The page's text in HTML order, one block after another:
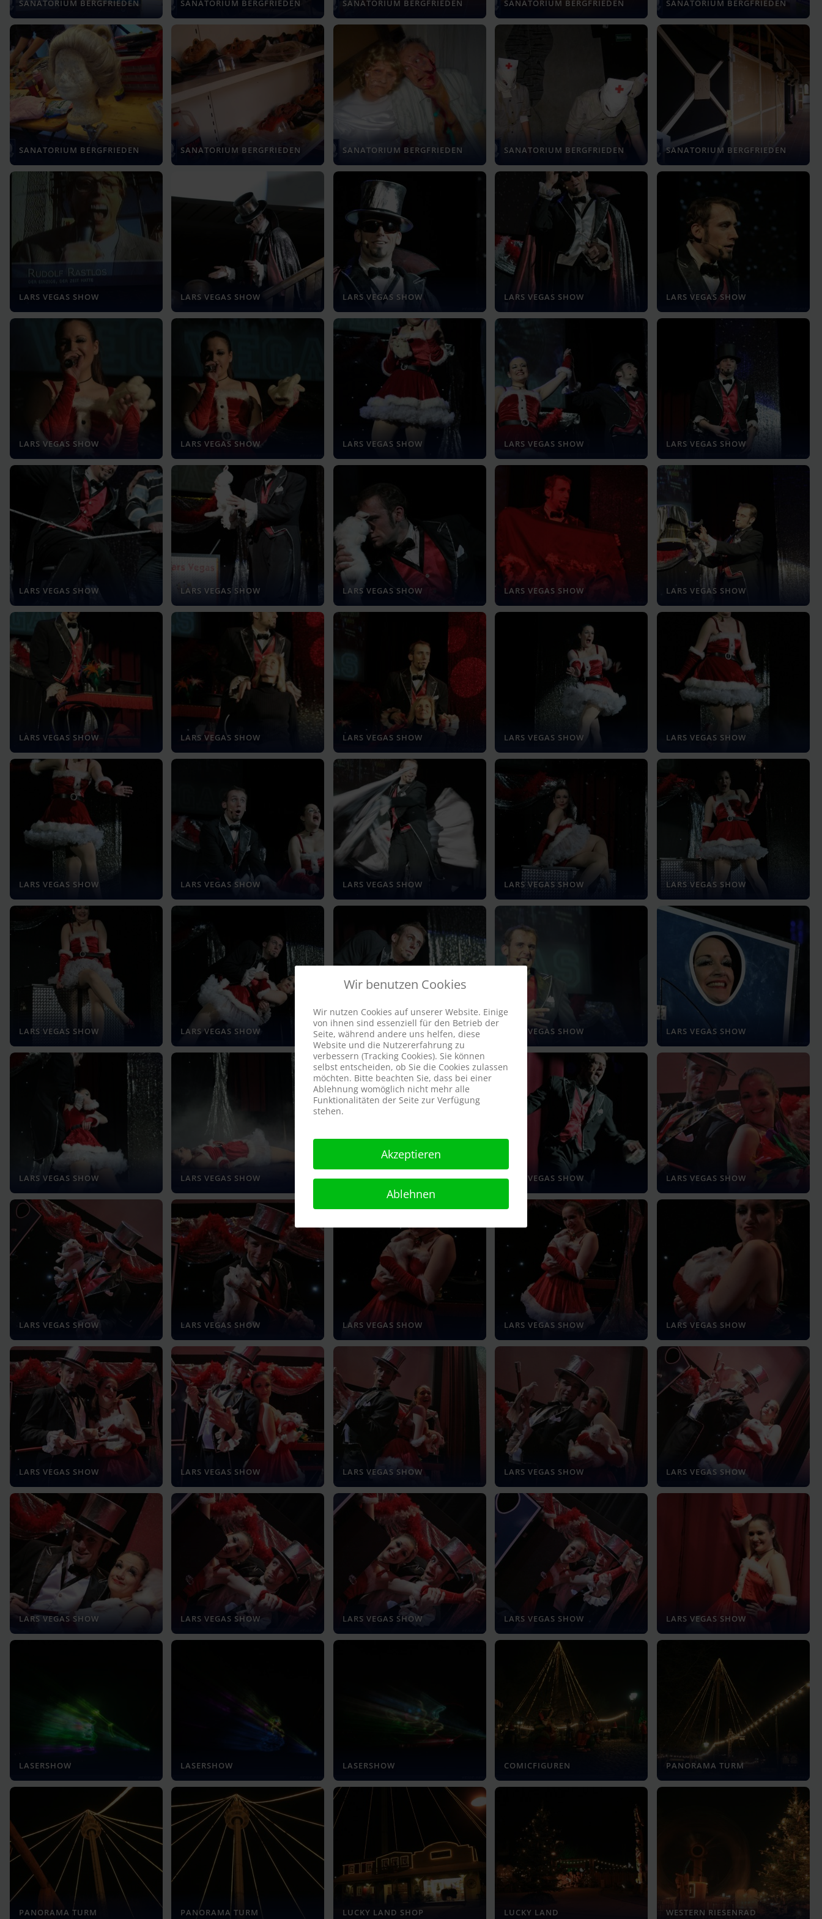
SANATORIUM BERGFRIEDEN SANATORIUM BERGFRIEDEN SANATORIUM BERGFRIEDEN SANATORIUM BERGFRIEDEN SANATORIUM BERGFRIEDEN
SANATORIUM BERGFRIEDEN SANATORIUM BERGFRIEDEN SANATORIUM BERGFRIEDEN SANATORIUM BERGFRIEDEN SANATORIUM BERGFRIEDEN
LARS VEGAS SHOW LARS VEGAS SHOW LARS VEGAS SHOW LARS VEGAS SHOW LARS VEGAS SHOW
LARS VEGAS SHOW LARS VEGAS SHOW LARS VEGAS SHOW LARS VEGAS SHOW LARS VEGAS SHOW
LARS VEGAS SHOW LARS VEGAS SHOW LARS VEGAS SHOW LARS VEGAS SHOW LARS VEGAS SHOW
LARS VEGAS SHOW LARS VEGAS SHOW LARS VEGAS SHOW LARS VEGAS SHOW LARS VEGAS SHOW
LARS VEGAS SHOW LARS VEGAS SHOW LARS VEGAS SHOW LARS VEGAS SHOW LARS VEGAS SHOW
LARS VEGAS SHOW LARS VEGAS SHOW LARS VEGAS SHOW LARS VEGAS SHOW LARS VEGAS SHOW
LARS VEGAS SHOW LARS VEGAS SHOW LARS VEGAS SHOW LARS VEGAS SHOW LARS VEGAS SHOW
LARS VEGAS SHOW LARS VEGAS SHOW LARS VEGAS SHOW LARS VEGAS SHOW LARS VEGAS SHOW
LARS VEGAS SHOW LARS VEGAS SHOW LARS VEGAS SHOW LARS VEGAS SHOW LARS VEGAS SHOW
LARS VEGAS SHOW LARS VEGAS SHOW LARS VEGAS SHOW LARS VEGAS SHOW LARS VEGAS SHOW
LASERSHOW LASERSHOW LASERSHOW COMICFIGUREN PANORAMA TURM
PANORAMA TURM PANORAMA TURM LUCKY LAND SHOP LUCKY LAND WESTERN RIESENRAD
Wir benutzen Cookies
Wir nutzen Cookies auf unserer Website. Einige
von ihnen sind essenziell für den Betrieb der
Seite, während andere uns helfen, diese
Website und die Nutzererfahrung zu
verbessern (Tracking Cookies). Sie können
selbst entscheiden, ob Sie die Cookies zulassen
möchten. Bitte beachten Sie, dass bei einer
Ablehnung womöglich nicht mehr alle
Funktionalitäten der Seite zur Verfügung
stehen.
Akzeptieren
Ablehnen